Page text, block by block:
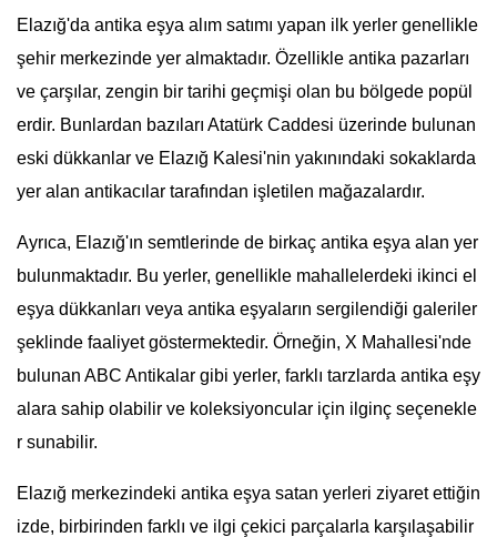
Elazığ'da antika eşya alım satımı yapan ilk yerler genellikle
şehir merkezinde yer almaktadır. Özellikle antika pazarları
ve çarşılar, zengin bir tarihi geçmişi olan bu bölgede popül
erdir. Bunlardan bazıları Atatürk Caddesi üzerinde bulunan
eski dükkanlar ve Elazığ Kalesi'nin yakınındaki sokaklarda
yer alan antikacılar tarafından işletilen mağazalardır.
Ayrıca, Elazığ'ın semtlerinde de birkaç antika eşya alan yer
bulunmaktadır. Bu yerler, genellikle mahallelerdeki ikinci el
eşya dükkanları veya antika eşyaların sergilendiği galeriler
şeklinde faaliyet göstermektedir. Örneğin, X Mahallesi'nde
bulunan ABC Antikalar gibi yerler, farklı tarzlarda antika eşy
alara sahip olabilir ve koleksiyoncular için ilginç seçenekle
r sunabilir.
Elazığ merkezindeki antika eşya satan yerleri ziyaret ettiğin
izde, birbirinden farklı ve ilgi çekici parçalarla karşılaşabilir